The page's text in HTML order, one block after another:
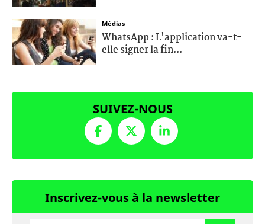
Médias
WhatsApp : L'application va-t-
elle signer la fin...
SUIVEZ-NOUS
Inscrivez-vous à la newsletter